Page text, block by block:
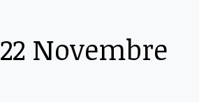
22 Novembre